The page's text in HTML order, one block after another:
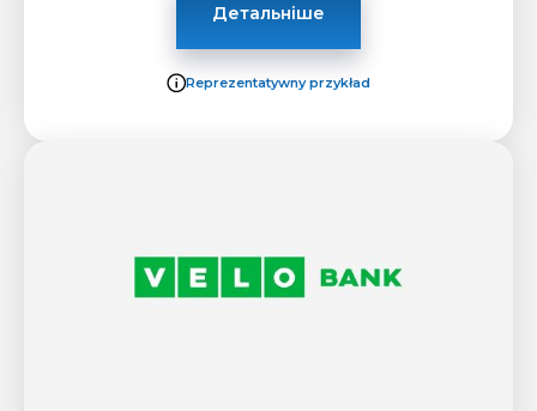
Детальніше
Reprezentatywny przykład